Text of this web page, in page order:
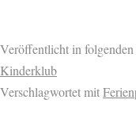
Veröffentlicht in
Kinderklub
Verschlagwortet mit